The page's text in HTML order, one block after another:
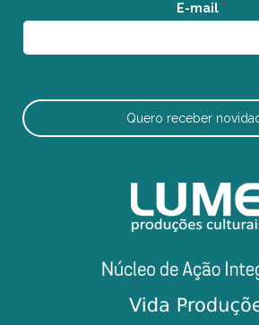
E-mail *
Quero receber